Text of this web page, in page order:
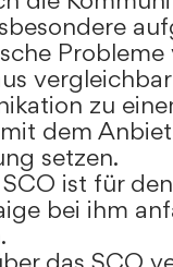
zu
dem
setzen.
ist für den
bei ihm
das SCO